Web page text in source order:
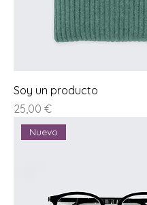
Soy un producto
Prezzo
25,00 €
Nuevo